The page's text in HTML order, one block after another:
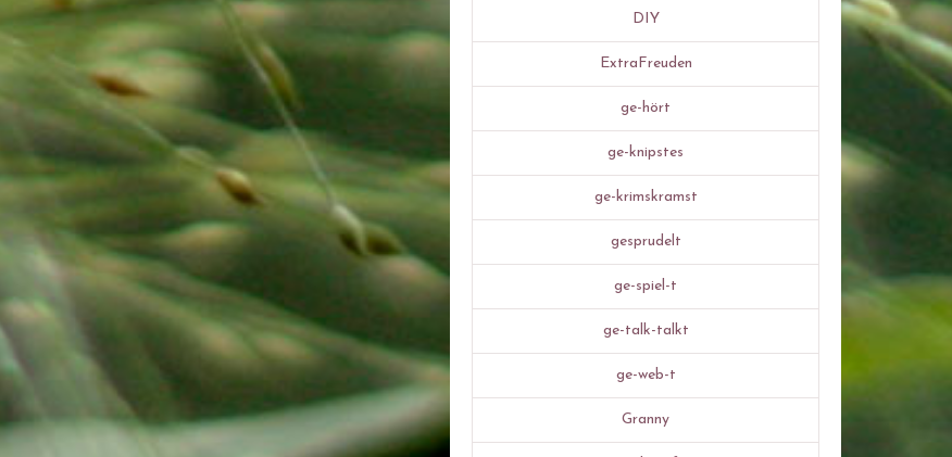
DIY
ExtraFreuden
ge-hört
ge-knipstes
ge-krimskramst
gesprudelt
ge-spiel-t
ge-talk-talkt
ge-web-t
Granny